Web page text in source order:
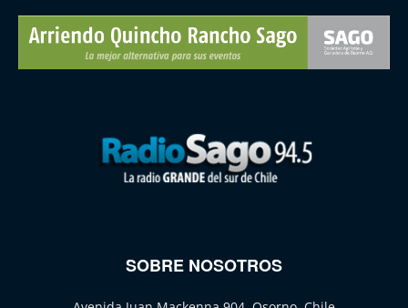
SOBRE NOSOTROS